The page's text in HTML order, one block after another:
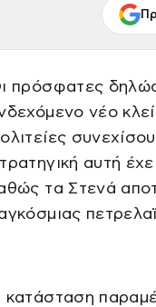
πρόσφατες
νέο
αυτή
τα Στενά
κατάσταση